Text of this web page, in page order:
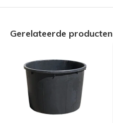
Gerelateerde producten